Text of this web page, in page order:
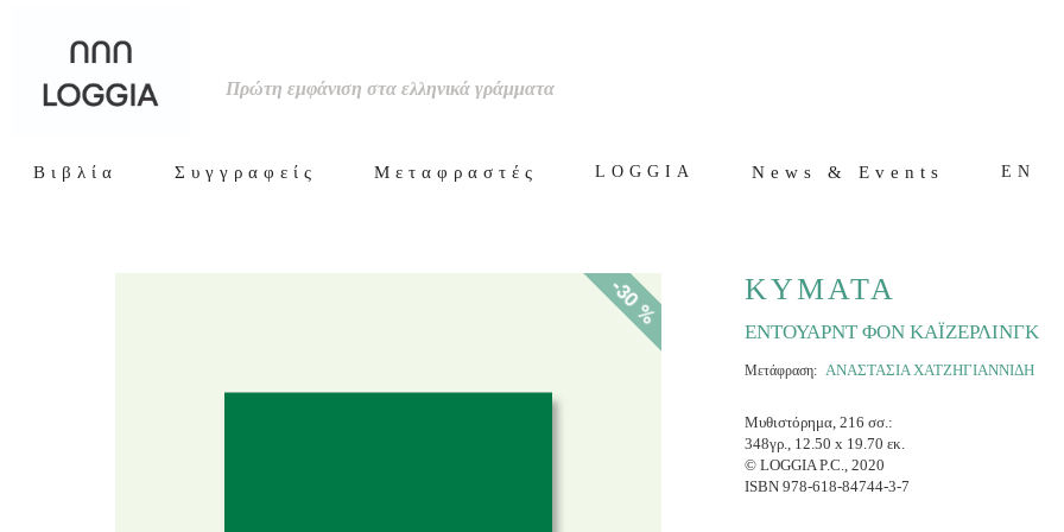
Πρώτη εμφάνιση στα ελληνικά γράμματα
Βιβλία Συγγραφείς Μεταφραστές LOGGIA News & Events EN
-30 % ΚΥΜΑΤΑ
ΕΝΤΟΥΑΡΝΤ ΦΟΝ ΚΑΪΖΕΡΛΙΝΓΚ
Μετάφραση: ΑΝΑΣΤΑΣΙΑ ΧΑΤΖΗΓΙΑΝΝΙΔΗ
Μυθιστόρημα, 216 σσ.:
348γρ., 12.50 x 19.70 εκ.
© LOGGIA P.C., 2020
ISBN 978-618-84744-3-7